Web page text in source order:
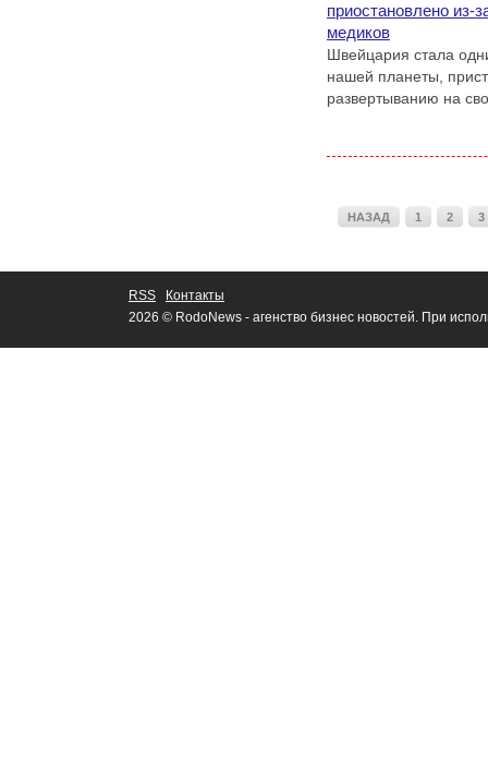
приостановлено из-
медиков
Швейцария стала
нашей планеты,
развертыванию на
НАЗАД 1 2 3
RSS
Контакты
2026 © RodoNews - агенство бизнес новостей. При